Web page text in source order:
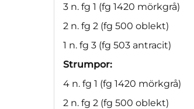
3 n. fg 1 (fg 1420 mörkgrå)
2 n. fg 2 (fg 500 oblekt)
1 n. fg 3 (fg 503 antracit)
Strumpor:
4 n. fg 1 (fg 1420 mörkgrå)
2 n. fg 2 (fg 500 oblekt)